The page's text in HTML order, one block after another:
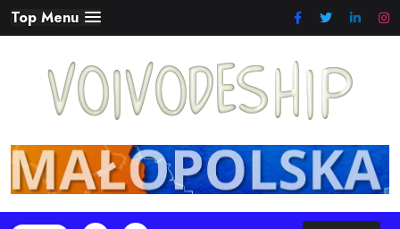
Skip
to
Top Menu